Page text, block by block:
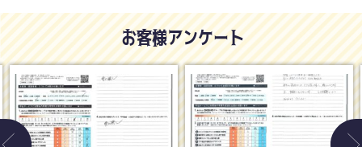
お客様アンケート